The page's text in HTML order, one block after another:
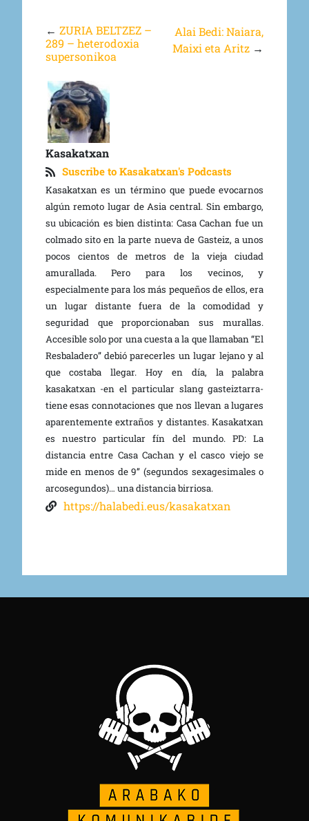
← ZURIA BELTZEZ –
289 – heterodoxia
supersonikoa
Alai Bedi: Naiara,
Maixi eta Aritz →
Kasakatxan
Suscribe to Kasakatxan's Podcasts
Kasakatxan es un término que puede evocarnos
algún remoto lugar de Asia central. Sin embargo,
su ubicación es bien distinta: Casa Cachan fue un
colmado sito en la parte nueva de Gasteiz, a unos
pocos cientos de metros de la vieja ciudad
amurallada. Pero para los vecinos, y
especialmente para los más pequeños de ellos, era
un lugar distante fuera de la comodidad y
seguridad que proporcionaban sus murallas.
Accesible solo por una cuesta a la que llamaban “El
Resbaladero” debió parecerles un lugar lejano y al
que costaba llegar. Hoy en día, la palabra
kasakatxan -en el particular slang gasteiztarra-
tiene esas connotaciones que nos llevan a lugares
aparentemente extraños y distantes. Kasakatxan
es nuestro particular fín del mundo. PD: La
distancia entre Casa Cachan y el casco viejo se
mide en menos de 9’’ (segundos sexagesimales o
arcosegundos)… una distancia birriosa.
https://halabedi.eus/kasakatxan